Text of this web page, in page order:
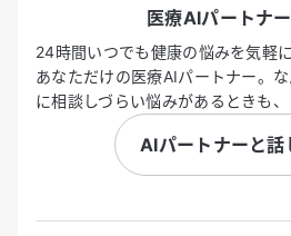
医療AIパートナ
24時間いつでも健康の悩みを気軽
あなただけの医療AIパートナー。
に相談しづらい悩みがあるときも
AIパートナーと話